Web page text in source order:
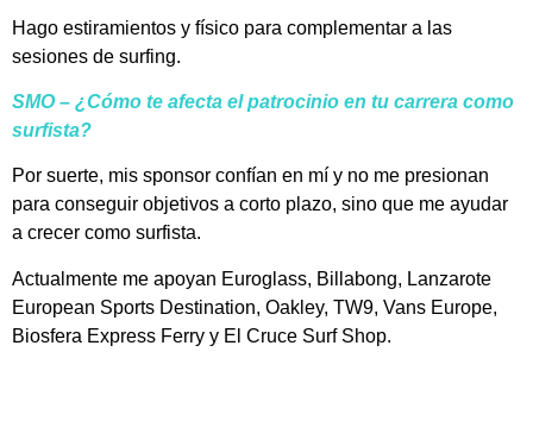
Hago estiramientos y físico para complementar a las
sesiones de surfing.
SMO – ¿Cómo te afecta el patrocinio en tu carrera como
surfista?
Por suerte, mis sponsor confían en mí y no me presionan
para conseguir objetivos a corto plazo, sino que me ayudar
a crecer como surfista.
Actualmente me apoyan Euroglass, Billabong, Lanzarote
European Sports Destination, Oakley, TW9, Vans Europe,
Biosfera Express Ferry y El Cruce Surf Shop.